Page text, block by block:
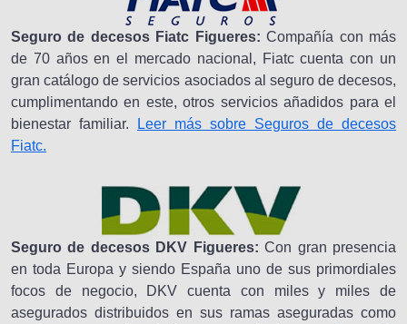
Seguro de decesos Fiatc Figueres:Compañía con más
de 70 años en el mercado nacional, Fiatc cuenta con un
gran catálogo de servicios asociados al seguro de decesos,
cumplimentando en este, otros servicios añadidos para el
bienestar familiar.
Leer más sobre Seguros de decesos
Fiatc.
Seguro de decesos DKV Figueres:Con gran presencia
en toda Europa y siendo España uno de sus primordiales
focos de negocio, DKV cuenta con miles y miles de
asegurados distribuidos en sus ramas aseguradas como